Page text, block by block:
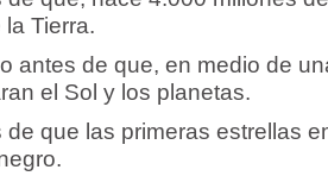
Tierra.
antes de que, en medio de
el Sol y los planetas.
de que las primeras estrellas